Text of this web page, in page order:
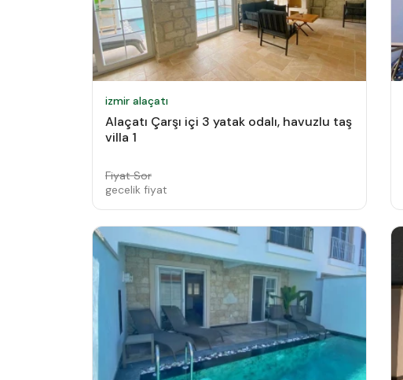
izmir alaçatı
Alaçatı Çarşı içi 3 yatak odalı, havuzlu taş
villa 1
Fiyat Sor
gecelik fiyat